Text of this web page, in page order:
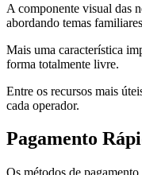
A componente visual das
abordando temas
Mais uma característica
forma totalmente livre.
Entre os recursos mais
cada operador.
Pagamento